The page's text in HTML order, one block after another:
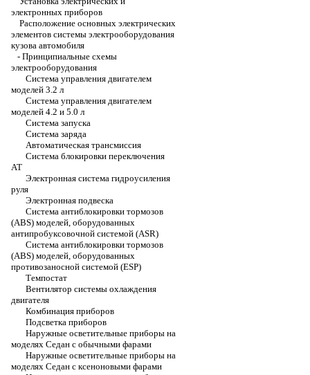
электронных приборов
Расположение основных электрических
элементов системы электрооборудования
кузова автомобиля
- Принципиальные схемы
электрооборудования
Система управления двигателем
моделей 3.2 л
Система управления двигателем
моделей 4.2 и 5.0 л
Система запуска
Система заряда
Автоматическая трансмиссия
Система блокировки переключения
АТ
Электронная система гидроусиления
руля
Электронная подвеска
Система антиблокировки тормозов
(ABS) моделей, оборудованных
антипробуксовочной системой (ASR)
Система антиблокировки тормозов
(ABS) моделей, оборудованных
противозаносной системой (ESP)
Темпостат
Вентилятор системы охлаждения
двигателя
Комбинация приборов
Подсветка приборов
Наружные осветительные приборы на
моделях Седан с обычными фарами
Наружные осветительные приборы на
моделях Седан с ксеноновыми фарами